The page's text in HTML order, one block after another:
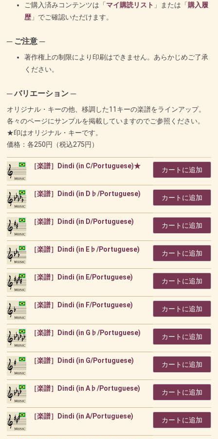
ご購入済みコンテンツは「マイ購読リスト 」または「 購入履
歴 」でご確認いただけます。
─ ご注意 ─
著作権上の制限により印刷はできません。あらかじめご了承
ください。
─ バリエーション ─
オリジナル・キーの他、移調した11キーの楽譜をラインアップ。
各々のページにサンプルを掲載していますのでご参照ください。
★印はオリジナル・キーです。
価格：各250円（税込275円）
［楽譜］Dindi (in C/Portuguese)★ カートに追加
［楽譜］Dindi (in D♭/Portuguese) カートに追加
［楽譜］Dindi (in D/Portuguese) カートに追加
［楽譜］Dindi (in E♭/Portuguese) カートに追加
［楽譜］Dindi (in E/Portuguese) カートに追加
［楽譜］Dindi (in F/Portuguese) カートに追加
［楽譜］Dindi (in G♭/Portuguese) カートに追加
［楽譜］Dindi (in G/Portuguese) カートに追加
［楽譜］Dindi (in A♭/Portuguese) カートに追加
［楽譜］Dindi (in A/Portuguese) カートに追加